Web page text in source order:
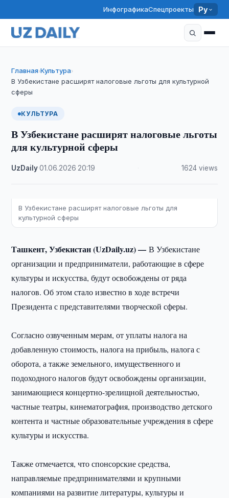
ИнфографикаСпецпроекты Ру
Главная›Культура›
В Узбекистане расширят налоговые льготы для культурной
сферы
КУЛЬТУРА
В Узбекистане расширят налоговые льготы
для культурной сферы
UzDaily·01.06.2026 20:19 1624 views
В Узбекистане расширят налоговые льготы для
культурной сферы
Ташкент, Узбекистан (UzDaily.uz) —В Узбекистане
организации и предприниматели, работающие в сфере
культуры и искусства, будут освобождены от ряда
налогов. Об этом стало известно в ходе встречи
Президента с представителями творческой сферы.
Согласно озвученным мерам, от уплаты налога на
добавленную стоимость, налога на прибыль, налога с
оборота, а также земельного, имущественного и
подоходного налогов будут освобождены организации,
занимающиеся концертно-зрелищной деятельностью,
частные театры, кинематография, производство детского
контента и частные образовательные учреждения в сфере
культуры и искусства.
Также отмечается, что спонсорские средства,
направляемые предпринимателями и крупными
компаниями на развитие литературы, культуры и